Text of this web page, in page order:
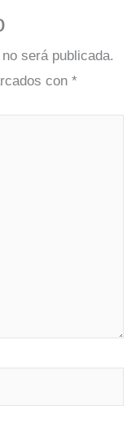
será publicada.
con *